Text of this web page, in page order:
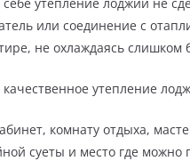
или соединение с
не охлаждаясь слишком
утепление
комнату отдыха,
суеты и место где